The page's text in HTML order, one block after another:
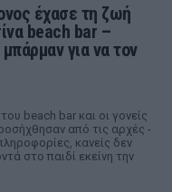
έχασε τη ζωή
beach bar –
για να τον
beach bar και οι γονείς
από τις αρχές -
κανείς δεν
στο παιδί εκείνη την